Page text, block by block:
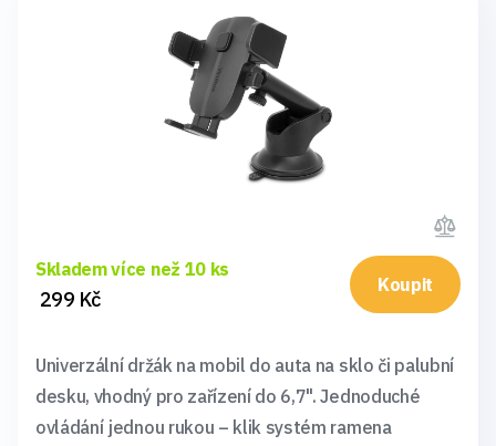
Skladem více než 10 ks
299 Kč
Koupit
Univerzální držák na mobil do auta na sklo či palubní
desku, vhodný pro zařízení do 6,7". Jednoduché
ovládání jednou rukou – klik systém ramena